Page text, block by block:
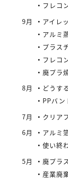
フレコン
9月
アイレッ
アルミ
プラス
フレコ
廃プラ焼
8月
どうする
PPバンド
7月
クリア
6月
アルミ箔のリサ
使い終わっ
5月
廃プラス
産業廃